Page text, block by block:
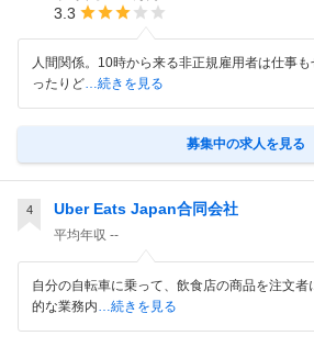
3.3
人間関係。10時から来る非正規雇用者は仕事
ったりど…続きを見る
募集中の求人を見る
4 Uber Eats Japan合同会社
平均年収 --
自分の自転車に乗って、飲食店の商品を注文
的な業務内…続きを見る